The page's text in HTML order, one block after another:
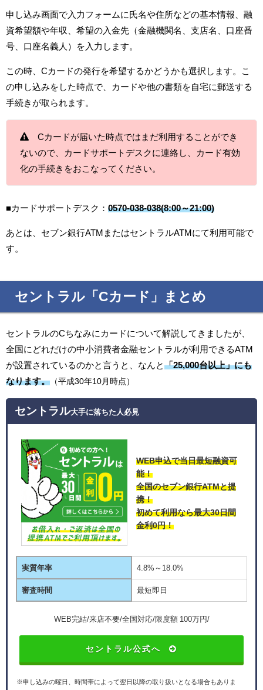
申し込み画面で入力フォームに氏名や住所などの基本情報、融
資希望額や年収、希望の入金先（金融機関名、支店名、口座番
号、口座名義人）を入力します。
この時、Cカードの発行を希望するかどうかも選択します。こ
の申し込みをした時点で、カードや他の書類を自宅に郵送する
手続きが取られます。
Cカードが届いた時点ではまだ利用することができ
ないので、カードサポートデスクに連絡し、カード有効
化の手続きをおこなってください。
■カードサポートデスク： 0570-038-038(8:00～21:00)
あとは、セブン銀行ATMまたはセントラルATMにて利用可能で
す。
セントラル「Cカード」まとめ
セントラルのCちなみにカードについて解説してきましたが、
全国にどれだけの中小消費者金融セントラルが利用できるATM
が設置されているのかと言うと、なんと 「25,000台以上」にも
なります。 （平成30年10月時点）
セントラル大手に落ちた人必見
WEB申込で当日最短融資可
能！
全国のセブン銀行ATMと提
携！
初めて利用なら最大30日間
金利0円！
実質年率 4.8%～18.0%
審査時間 最短即日
WEB完結/来店不要/全国対応/限度額 100万円/
セントラル公式へ
※申し込みの曜日、時間帯によって翌日以降の取り扱いとなる場合もありま